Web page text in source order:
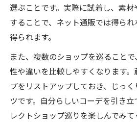
選ぶことです。実際に試着し、素
することで、ネット通販では得ら
得られます。
また、複数のショップを巡ること
性や違いを比較しやすくなります
プをリストアップしておき、じっ
ツです。自分らしいコーデを引き
レクトショップ巡りを楽しんでみて